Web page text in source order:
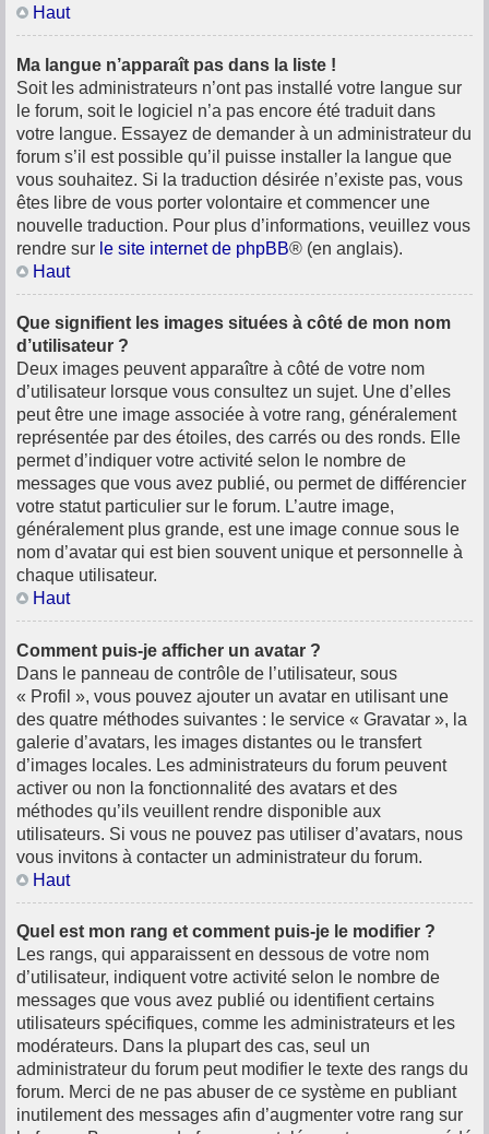
Haut
Ma langue n’apparaît pas dans la liste !
Soit les administrateurs n’ont pas installé votre langue sur
le forum, soit le logiciel n’a pas encore été traduit dans
votre langue. Essayez de demander à un administrateur du
forum s’il est possible qu’il puisse installer la langue que
vous souhaitez. Si la traduction désirée n’existe pas, vous
êtes libre de vous porter volontaire et commencer une
nouvelle traduction. Pour plus d’informations, veuillez vous
rendre sur le site internet de phpBB® (en anglais).
Haut
Que signifient les images situées à côté de mon nom
d’utilisateur ?
Deux images peuvent apparaître à côté de votre nom
d’utilisateur lorsque vous consultez un sujet. Une d’elles
peut être une image associée à votre rang, généralement
représentée par des étoiles, des carrés ou des ronds. Elle
permet d’indiquer votre activité selon le nombre de
messages que vous avez publié, ou permet de différencier
votre statut particulier sur le forum. L’autre image,
généralement plus grande, est une image connue sous le
nom d’avatar qui est bien souvent unique et personnelle à
chaque utilisateur.
Haut
Comment puis-je afficher un avatar ?
Dans le panneau de contrôle de l’utilisateur, sous
« Profil », vous pouvez ajouter un avatar en utilisant une
des quatre méthodes suivantes : le service « Gravatar », la
galerie d’avatars, les images distantes ou le transfert
d’images locales. Les administrateurs du forum peuvent
activer ou non la fonctionnalité des avatars et des
méthodes qu’ils veuillent rendre disponible aux
utilisateurs. Si vous ne pouvez pas utiliser d’avatars, nous
vous invitons à contacter un administrateur du forum.
Haut
Quel est mon rang et comment puis-je le modifier ?
Les rangs, qui apparaissent en dessous de votre nom
d’utilisateur, indiquent votre activité selon le nombre de
messages que vous avez publié ou identifient certains
utilisateurs spécifiques, comme les administrateurs et les
modérateurs. Dans la plupart des cas, seul un
administrateur du forum peut modifier le texte des rangs du
forum. Merci de ne pas abuser de ce système en publiant
inutilement des messages afin d’augmenter votre rang sur